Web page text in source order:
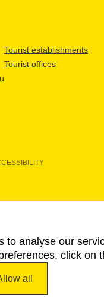
Tourist establishments
Tourist offices
to analyse our
click on
all